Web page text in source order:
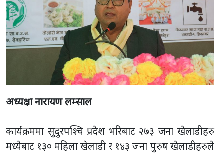
अध्यक्षा नारायण लम्साल
कार्यक्रममा सुदुरपश्चि प्रदेश भरिबाट २७३ जना खेलाडीहरु
मध्येबाट १३० महिला खेलाडी र १४३ जना पुरुष खेलाडीहरुले